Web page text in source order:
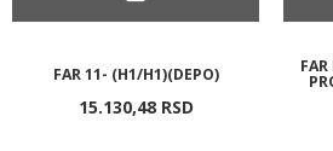
FAR 11- (H1/H1)(DEPO)
15.130,48 RSD